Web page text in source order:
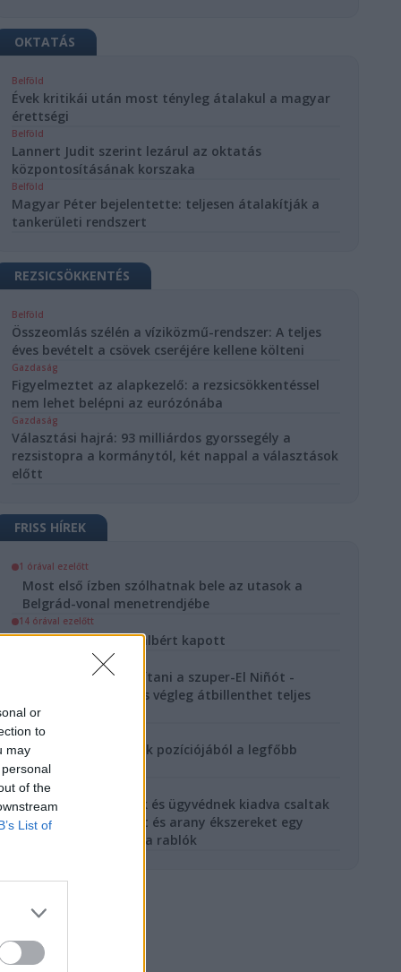
or
to
may
of the
List of
OKTATÁS
Belföld
Évek kritikái után most tényleg átalakul a magyar
érettségi
Belföld
Lannert Judit szerint lezárul az oktatás
központosításának korszaka
Belföld
Magyar Péter bejelentette: teljesen átalakítják a
tankerületi rendszert
REZSICSÖKKENTÉS
Belföld
Összeomlás szélén a víziközmű-rendszer: A teljes
éves bevételt a csövek cseréjére kellene költeni
Gazdaság
Figyelmeztet az alapkezelő: a rezsicsökkentéssel
nem lehet belépni az eurózónába
Gazdaság
Választási hajrá: 93 milliárdos gyorssegély a
rezsistopra a kormánytól, két nappal a választások
előtt
FRISS HÍREK
1 órával ezelőtt
Most első ízben szólhatnak bele az utasok a
Belgrád-vonal menetrendjébe
14 órával ezelőtt
Lázár János minimálbért kapott
15 órával ezelőtt
Nem tudjuk megállítani a szuper-El Niñót -
Egyetlen esemény is végleg átbillenthet teljes
ökoszisztémákat
16 órával ezelőtt
Eldőlt, mikor távozik pozíciójából a legfőbb
ügyész
16 órával ezelőtt
Magukat rendőrnek és ügyvédnek kiadva csaltak
ki 2,5 millió forintot és arany ékszereket egy
dunaföldvári nőtől a rablók